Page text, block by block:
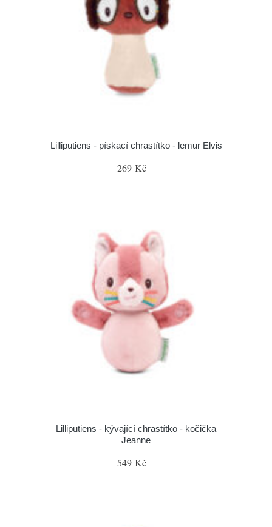
Lilliputiens - pískací chrastítko - lemur Elvis
269 Kč
Lilliputiens - kývající chrastítko - kočička
Jeanne
549 Kč